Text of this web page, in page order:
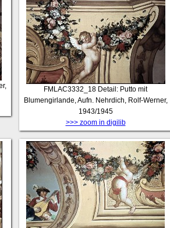
FMLAC3332_18 Detail: Putto mit
Blumengirlande, Aufn. Nehrdich, Rolf-Werner,
1943/1945
>>> zoom in digilib